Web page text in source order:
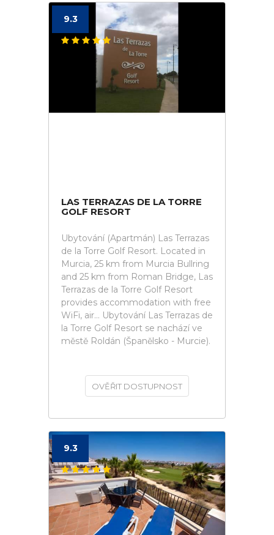
9.3
LAS TERRAZAS DE LA TORRE
GOLF RESORT
Ubytování (Apartmán) Las Terrazas
de la Torre Golf Resort. Located in
Murcia, 25 km from Murcia Bullring
and 25 km from Roman Bridge, Las
Terrazas de la Torre Golf Resort
provides accommodation with free
WiFi, air... Ubytování Las Terrazas de
la Torre Golf Resort se nachází ve
městě Roldán (Španělsko - Murcie).
OVĚŘIT DOSTUPNOST
9.3